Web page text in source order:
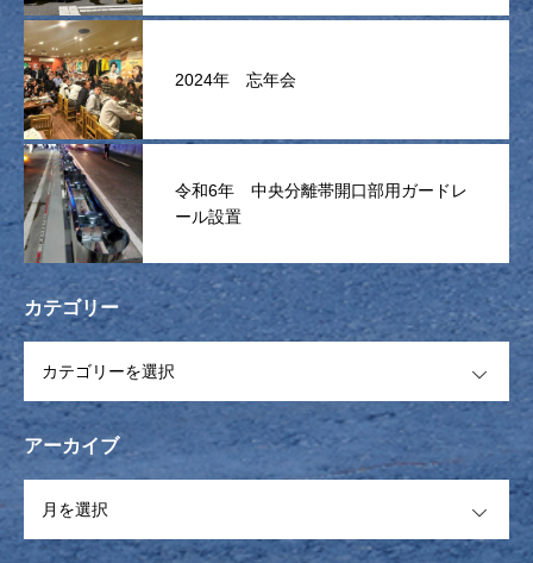
2024年 忘年会
令和6年 中央分離帯開口部用ガードレ
ール設置
カテゴリー
アーカイブ